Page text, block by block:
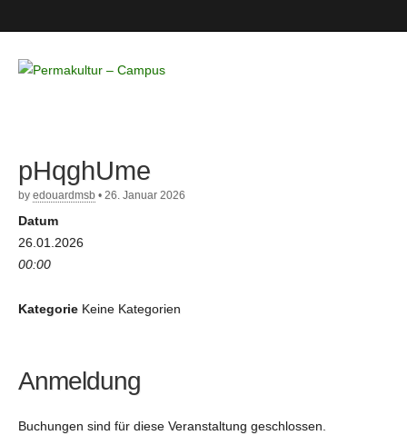
– Campus
pHqghUme
by edouardmsb • 26. Januar 2026
Datum
26.01.2026
00:00
Kategorie Keine Kategorien
Anmeldung
Buchungen sind für diese Veranstaltung geschlossen.